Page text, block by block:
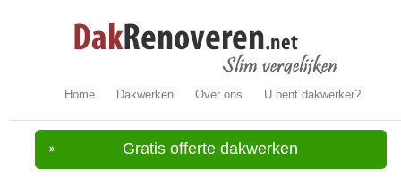
Home Dakwerken Over ons U bent dakwerker?
Gratis offerte dakwerken